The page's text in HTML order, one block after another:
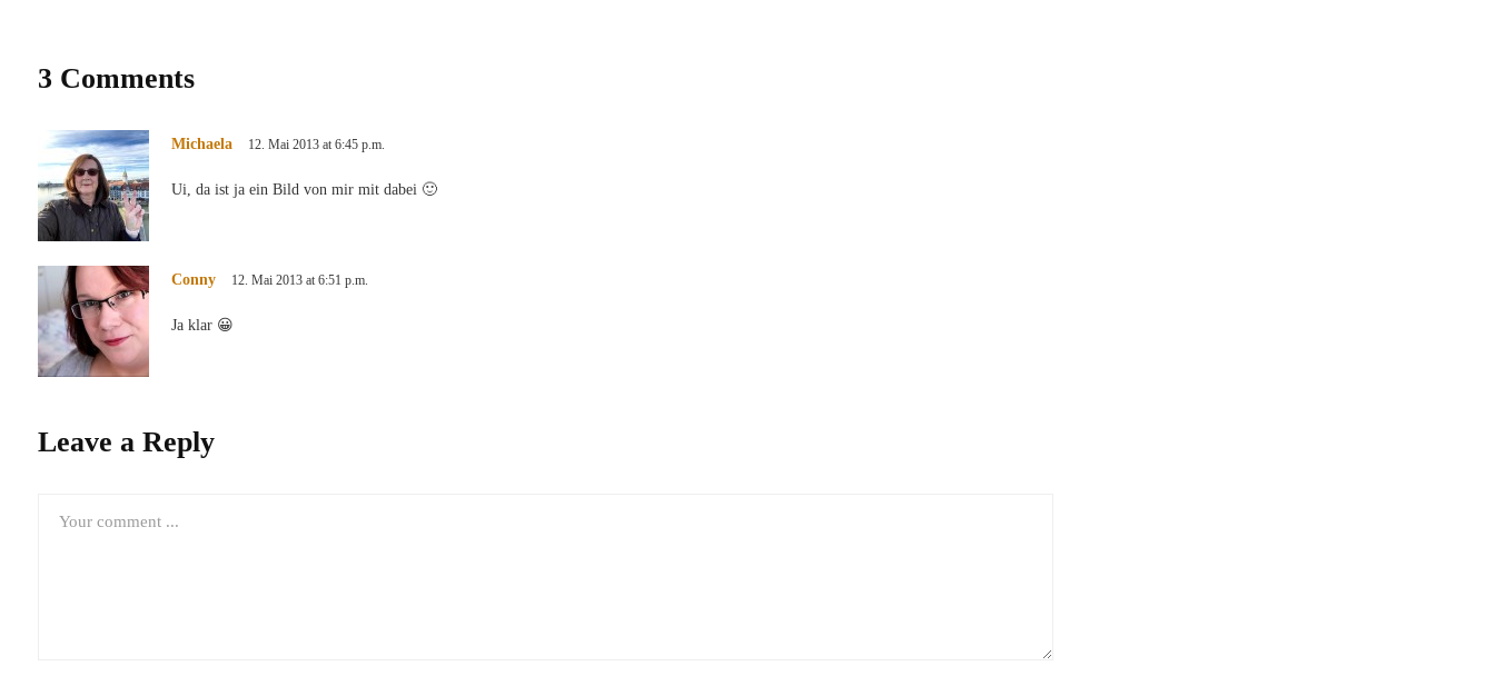
3 Comments
Michaela 12. Mai 2013 at 6:45 p.m.
Ui, da ist ja ein Bild von mir mit dabei 🙂
Conny 12. Mai 2013 at 6:51 p.m.
Ja klar 😀
Leave a Reply